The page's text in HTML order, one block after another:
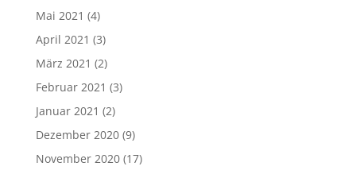
Mai 2021 (4)
April 2021 (3)
März 2021 (2)
Februar 2021 (3)
Januar 2021 (2)
Dezember 2020(9)
November 2020(17)